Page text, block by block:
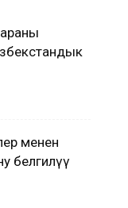
менен
белгилүү